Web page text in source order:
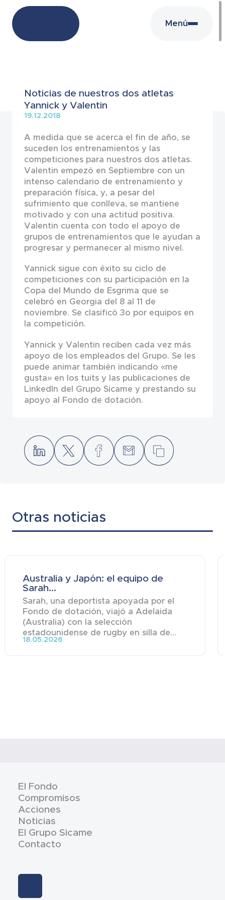
Menú
Noticias
Noticias de nuestros dos atletas
Yannick y Valentin
19.12.2018
A medida que se acerca el fin de año, se
suceden los entrenamientos y las
competiciones para nuestros dos atletas.
Valentin empezó en Septiembre con un
intenso calendario de entrenamiento y
preparación física, y, a pesar del
sufrimiento que conlleva, se mantiene
motivado y con una actitud positiva.
Valentin cuenta con todo el apoyo de
grupos de entrenamientos que le ayudan a
progresar y permanecer al mismo nivel.
Yannick sigue con éxito su ciclo de
competiciones con su participación en la
Copa del Mundo de Esgrima que se
celebró en Georgia del 8 al 11 de
noviembre. Se clasificó 3o por equipos en
la competición.
Yannick y Valentin reciben cada vez más
apoyo de los empleados del Grupo. Se les
puede animar también indicando «me
gusta» en los tuits y las publicaciones de
LinkedIn del Grupo Sicame y prestando su
apoyo al Fondo de dotación.
Otras noticias
Australia y Japón: el equipo de
Sarah...
Sarah, una deportista apoyada por el
Fondo de dotación, viajó a Adelaida
(Australia) con la selección
estadounidense de rugby en silla de...
18.05.2026
El Fondo
Compromisos
Acciones
Noticias
El Grupo Sicame
Contacto